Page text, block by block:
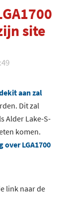
site
aan zal
Dit zal
Alder Lake-S-
komen.
LGA1700
link naar de